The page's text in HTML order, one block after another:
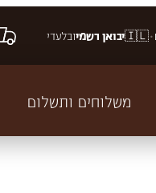
•
🇮🇱יבואן רשמיובלעדי
משלוחים ותשלום